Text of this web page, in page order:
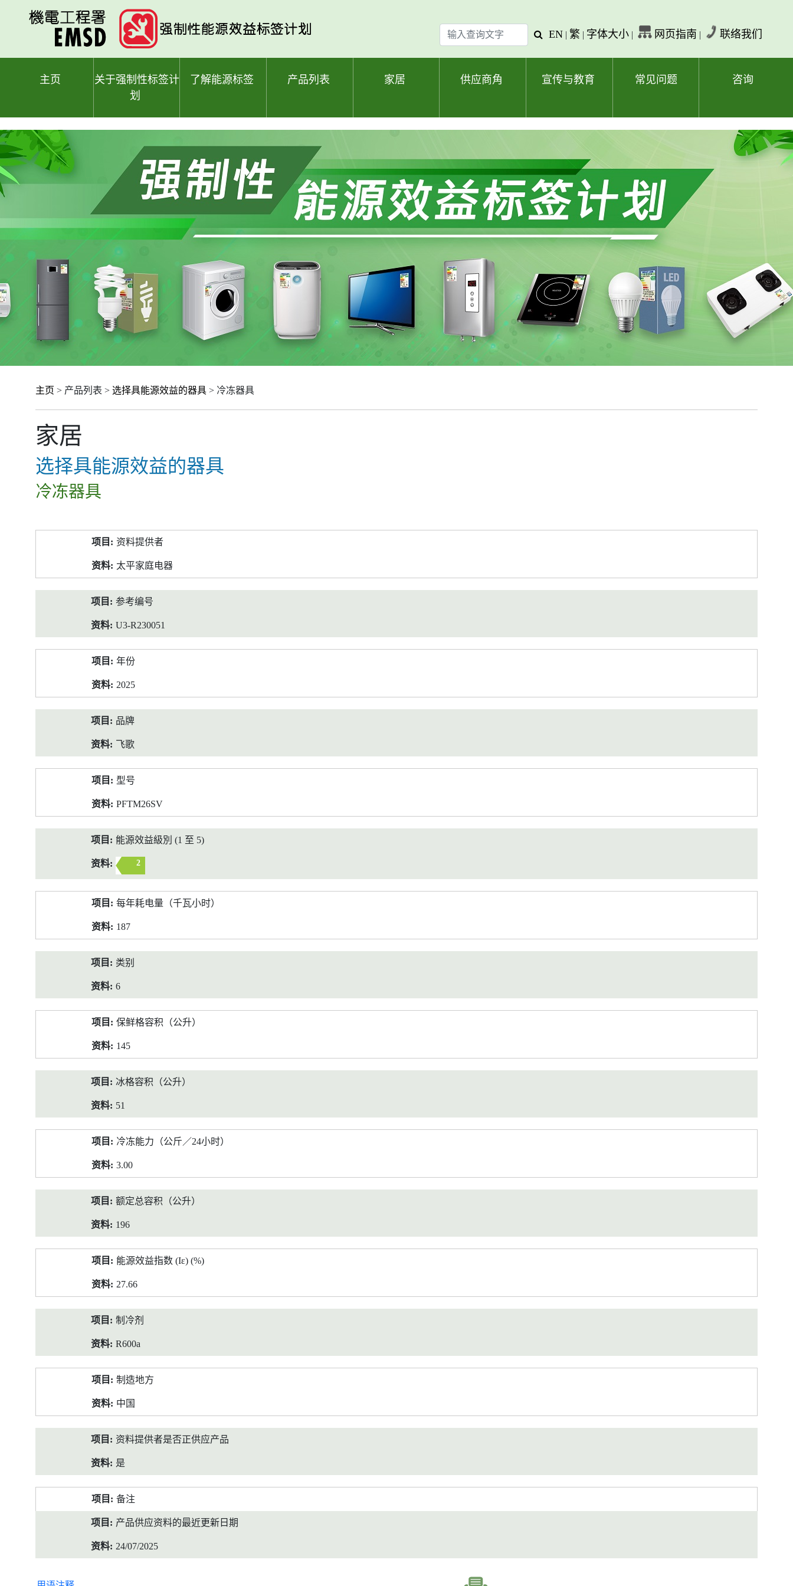
输
入
查
查
字
EN | 繁 | 字体大小 | 网页指南 | 联络我们
主页
关于强制性标签计
划
了解能源标签 产品列表 家居 供应商角 宣传与教育 常见问题 咨询
主页 > 产品列表 > 选择具能源效益的器具 > 冷冻器具
家居
选择具能源效益的器具
冷冻器具
料
资料提供者
太平家庭电器
参考编号
U3-R230051
年份
2025
品牌
飞歌
型号
PFTM26SV
能源效益級別 (1 至 5)
2
每年耗电量（千瓦小时）
187
类别
6
保鲜格容积（公升）
145
冰格容积（公升）
51
冷冻能力（公斤／24小时）
3.00
额定总容积（公升）
196
能源效益指数 (Iε) (%)
27.66
制冷剂
R600a
制造地方
中国
资料提供者是否正供应产品
是
备注
产品供应资料的最近更新日期
24/07/2025